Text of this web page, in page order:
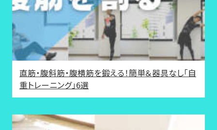
直筋・腹斜筋・腹横筋を鍛える！簡単＆器具なし「自
重トレーニング」6選